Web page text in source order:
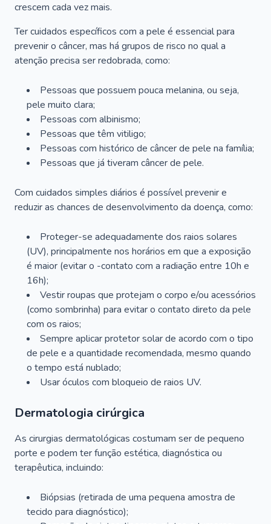
crescem cada vez mais.
Ter cuidados específicos com a pele é essencial para
prevenir o câncer, mas há grupos de risco no qual a
atenção precisa ser redobrada, como:
Pessoas que possuem pouca melanina, ou seja,
pele muito clara;
Pessoas com albinismo;
Pessoas que têm vitiligo;
Pessoas com histórico de câncer de pele na família;
Pessoas que já tiveram câncer de pele.
Com cuidados simples diários é possível prevenir e
reduzir as chances de desenvolvimento da doença, como:
Proteger-se adequadamente dos raios solares
(UV), principalmente nos horários em que a exposição
é maior (evitar o -contato com a radiação entre 10h e
16h);
Vestir roupas que protejam o corpo e/ou acessórios
(como sombrinha) para evitar o contato direto da pele
com os raios;
Sempre aplicar protetor solar de acordo com o tipo
de pele e a quantidade recomendada, mesmo quando
o tempo está nublado;
Usar óculos com bloqueio de raios UV.
Dermatologia cirúrgica
As cirurgias dermatológicas costumam ser de pequeno
porte e podem ter função estética, diagnóstica ou
terapêutica, incluindo:
Biópsias (retirada de uma pequena amostra de
tecido para diagnóstico);